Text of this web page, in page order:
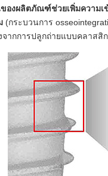
องผลิตภัณฑ์ช่วยเพิ่มความเ
(กระบวนการ
จากการปลูกถ่ายแบบคลาส